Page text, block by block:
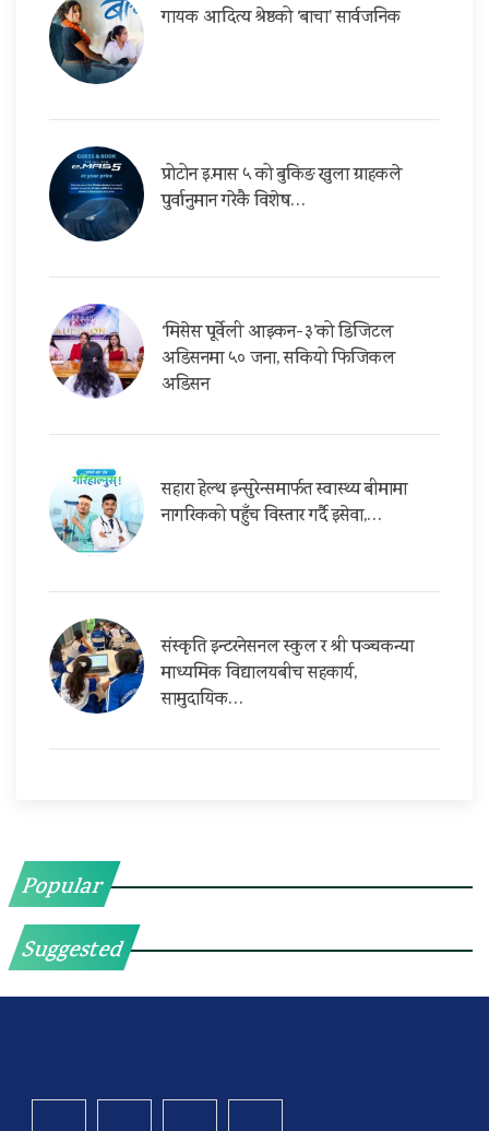
गायक आदित्य श्रेष्ठको ‘बाचा’ सार्वजनिक
प्रोटोन इ.मास ५ को बुकिङ खुला ग्राहकले
पुर्वानुमान गरेकै विशेष…
‘मिसेस पूर्वेली आइकन-३’को डिजिटल
अडिसनमा ५० जना, सकियो फिजिकल
अडिसन
सहारा हेल्थ इन्सुरेन्समार्फत स्वास्थ्य बीमामा
नागरिकको पहुँच विस्तार गर्दै इसेवा,…
संस्कृति इन्टरनेसनल स्कुल र श्री पञ्चकन्या
माध्यमिक विद्यालयबीच सहकार्य,
सामुदायिक…
Popular
Suggested